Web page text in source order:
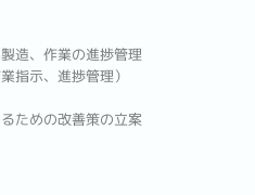
造、作業の進捗管理
指示、進捗管理）
ための改善策の立案